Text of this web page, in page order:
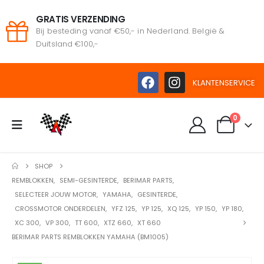
GRATIS VERZENDING
Bij besteding vanaf €50,- in Nederland. België &
Duitsland €100,-
KLANTENSERVICE
0
SHOP
REMBLOKKEN, SEMI-GESINTERDE, BERIMAR PARTS,
SELECTEER JOUW MOTOR, YAMAHA, GESINTERDE,
CROSSMOTOR ONDERDELEN, YFZ 125, YP 125, XQ 125, YP 150, YP 180,
XC 300, VP 300, TT 600, XTZ 660, XT 660
BERIMAR PARTS REMBLOKKEN YAMAHA (BM1005)